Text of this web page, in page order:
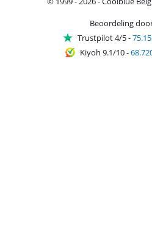
Beoordeling
Trustpilot 4/5-
Kiyoh 9.1/10-